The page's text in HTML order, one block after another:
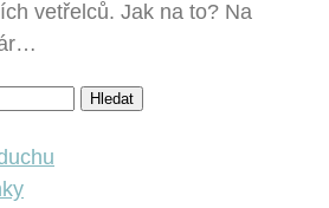
vetřelců. Jak na to? Na